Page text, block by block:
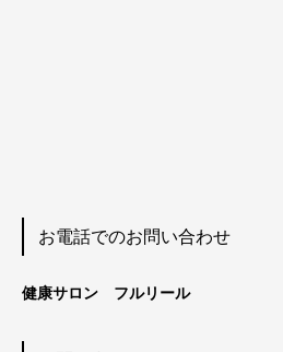
お電話でのお問い合わせ
健康サロン フルリール